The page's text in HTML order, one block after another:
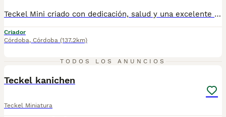
Teckel Mini criado con dedicación, salud y una excelente socialización desde sus primeras semanas de vida, estaremos encantados de ayudarte. 🚚 Realizamos entregas en toda España, con especial frecuencia en Andalucía: Sevilla, Málaga, Cádiz, Córdoba, Granada, Jaén, Huelva y Almería. También entregamos habitualmente en Marbella, Jerez de la Frontera, Estepona, Fuengirola, Benalmádena, Mijas, Dos Hermanas y cualquier punto de España. Entrega 100% a contrarreembolso. No tendrás que adelantar el importe del cachorro. Lo recibirás en la puerta de tu casa mediante transporte especializado y podrás comprobar que todo está correcto antes de realizar el pago. Nuestros cachorros se entregan: ✅ Vacunados y desparasitados según su edad. ✅ Con microchip, cartilla veterinaria y documentación al día. ✅ Revisados veterinariamente antes de salir de nuestras instalaciones. ✅ Procedentes de excelentes líneas, seleccionadas por salud, carácter y morfología. ✅ Perfectamente socializados y acostumbrados al contacto diario con personas. ✅ Iniciados en el aprendizaje para hacer sus necesidades sobre empapador, facilitando su adaptación al nuevo hogar.670864332...
Criador
Córdoba, Córdoba (137.2km)
TODOS LOS ANUNCIOS
Teckel kanichen
Teckel Miniatura